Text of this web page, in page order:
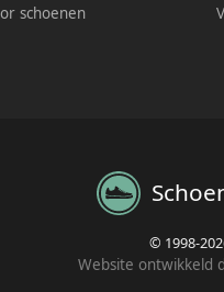
schoenen
© 1998-
Website ontwikkeld